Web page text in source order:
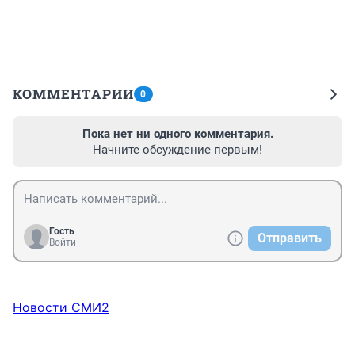
КОММЕНТАРИИ 0
Пока нет ни одного комментария.
Начните обсуждение первым!
Гость
Войти
Отправить
Новости СМИ2